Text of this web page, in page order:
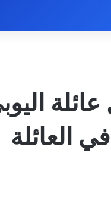
العائلة